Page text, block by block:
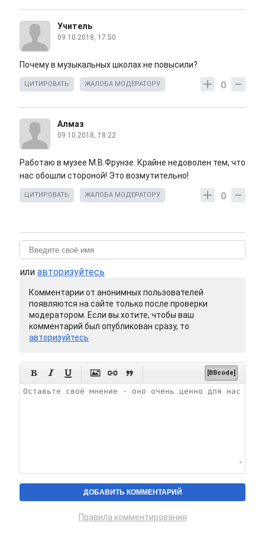
Учитель
09.10.2018, 17:50
Почему в музыкальных школах не повысили?
0
ЦИТИРОВАТЬ ЖАЛОБА МОДЕРАТОРУ
Алмаз
09.10.2018, 18:22
Работаю в музее М.В.Фрунзе. Крайне недоволен тем, что
нас обошли стороной! Это возмутительно!
0
ЦИТИРОВАТЬ ЖАЛОБА МОДЕРАТОРУ
или авторизуйтесь
Комментарии от анонимных пользователей
появляются на сайте только после проверки
модератором. Если вы хотите, чтобы ваш
комментарий был опубликован сразу, то
авторизуйтесь
      [BBcode]
Правила комментирования